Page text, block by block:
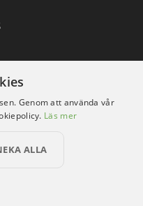
Genom att använda vår
Läs mer
ALLA